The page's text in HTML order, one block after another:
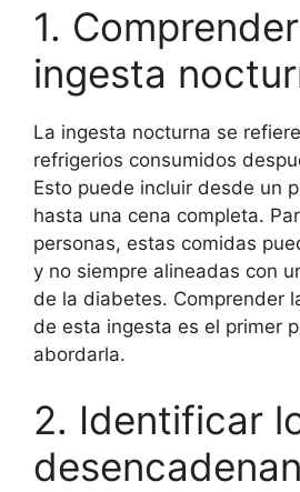
1.
ingesta
La ingesta nocturna se
refrigerios consumidos
Esto puede incluir desde un
hasta una cena completa.
personas, estas comidas
y no siempre alineadas con
de la diabetes. Comprender
de esta ingesta es el primer
abordarla.
2. Identificar